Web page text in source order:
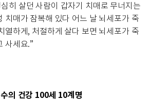
히 살던 사람이 갑자기 치매로 무너지는
치매가 잠복해 있다 어느 날 뇌세포가 죽
열하게, 처절하게 살다 보면 뇌세포가 죽
사세요.”
의 건강 100세 10계명